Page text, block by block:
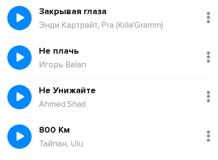
Закрывая глаза
Энди Картрайт, Pra (Killa'Gramm)
Не плачь
Игорь Balan
Не Унижайте
Ahmed Shad
800 Км
Тайпан, Ulu